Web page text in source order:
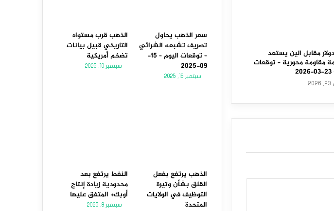
مقابل الين يستعد
مقاومة محورية – توقعات
سعر الذهب يحاول
تصريف تشبعه الشرائي
– توقعات اليوم – 15-
09-2025
سبتمبر 15, 2025
الذهب قرب مستواه
التاريخي قبيل بيانات
تضخم أمريكية
سبتمبر 10, 2025
الذهب يرتفع بفعل
القلق بشأن وتيرة
التوظيف في الولايات
المتحدة
النفط يرتفع بعد
محدودية زيادة إنتاج
أوبك+ المتفق عليها
سبتمبر 8, 2025